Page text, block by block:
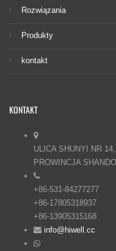
Rozwiązania
Produkty
kontakt
KONTAKT
ULICA SHUNYI NR
PROWINCJA
+86-531-84277277
+86-17805318937
+86-13905315168
info@hiwell.cc